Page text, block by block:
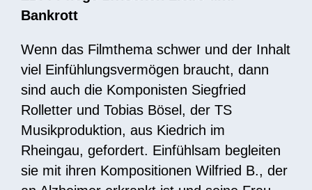
Bankrott
Wenn das Filmthema schwer und der Inhalt
viel Einfühlungsvermögen braucht, dann
sind auch die Komponisten Siegfried
Rolletter und Tobias Bösel, der TS
Musikproduktion, aus Kiedrich im
Rheingau, gefordert. Einfühlsam begleiten
sie mit ihren Kompositionen Wilfried B., der